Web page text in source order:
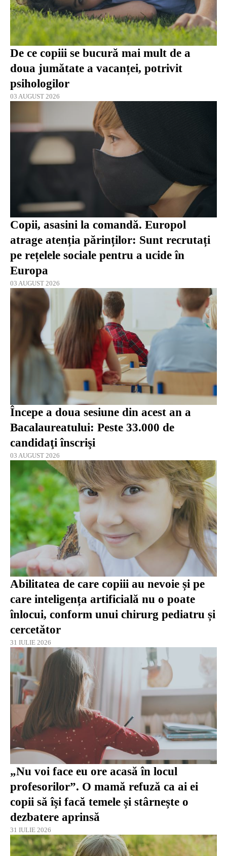
De ce copiii se bucură mai mult de a
doua jumătate a vacanței, potrivit
psihologilor
03 AUGUST 2026
Copii, asasini la comandă. Europol
atrage atenția părinților: Sunt recrutați
pe rețelele sociale pentru a ucide în
Europa
03 AUGUST 2026
Începe a doua sesiune din acest an a
Bacalaureatului: Peste 33.000 de
candidaţi înscrişi
03 AUGUST 2026
Abilitatea de care copiii au nevoie și pe
care inteligența artificială nu o poate
înlocui, conform unui chirurg pediatru și
cercetător
31 IULIE 2026
„Nu voi face eu ore acasă în locul
profesorilor”. O mamă refuză ca ai ei
copii să își facă temele și stârnește o
dezbatere aprinsă
31 IULIE 2026